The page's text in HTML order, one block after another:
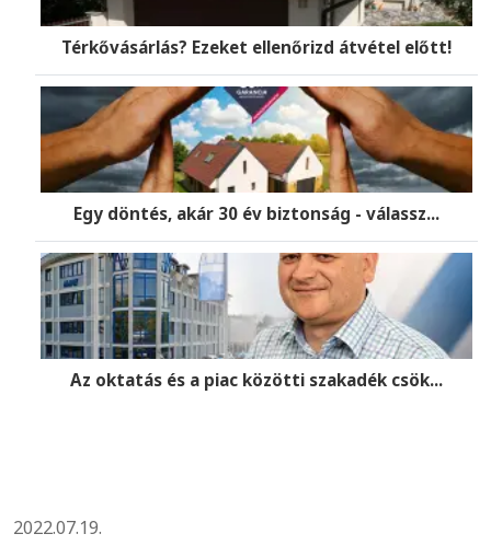
Térkővásárlás? Ezeket ellenőrizd átvétel előtt!
Egy döntés, akár 30 év biztonság - válassz...
Az oktatás és a piac közötti szakadék csök...
2022.07.19.